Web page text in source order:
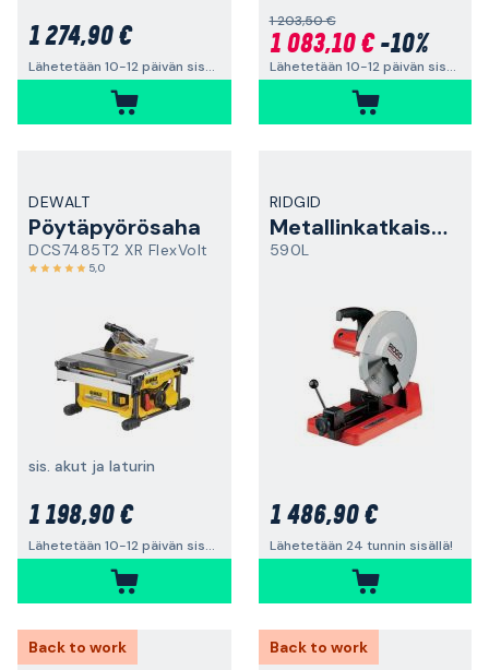
1 274,90 €
Lähetetään 10-12 päivän sisällä
1 203,50 €
1 083,10 €-10%
Lähetetään 10-12 päivän sisällä
DEWALT
Pöytäpyörösaha
DCS7485T2 XR FlexVolt
5,0
sis. akut ja laturin
1 198,90 €
Lähetetään 10-12 päivän sisällä
RIDGID
Metallinkatkaisusaha
590L
1 486,90 €
Lähetetään 24 tunnin sisällä!
Back to work
Back to work